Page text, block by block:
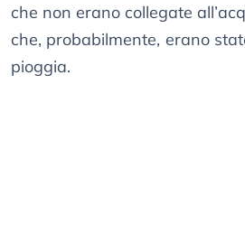
che non erano collegate
che, probabilmente, erano
pioggia.